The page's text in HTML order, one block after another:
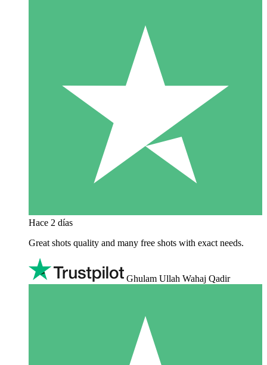
Hace 2 días
Great shots quality and many free shots with exact needs.
Ghulam Ullah Wahaj Qadir